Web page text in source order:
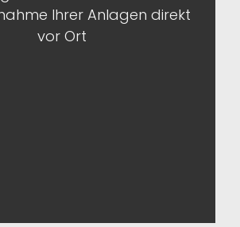
Ihrer Anlagen direkt
vor Ort
wir eine sofortige
an die zuständige